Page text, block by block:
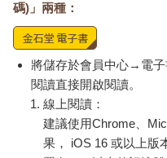
碼)」兩種：
將儲存於會員中心→電子
閱讀直接開啟閱讀。
線上閱讀：
建議使用Chrome、
果， iOS 16 或以上版